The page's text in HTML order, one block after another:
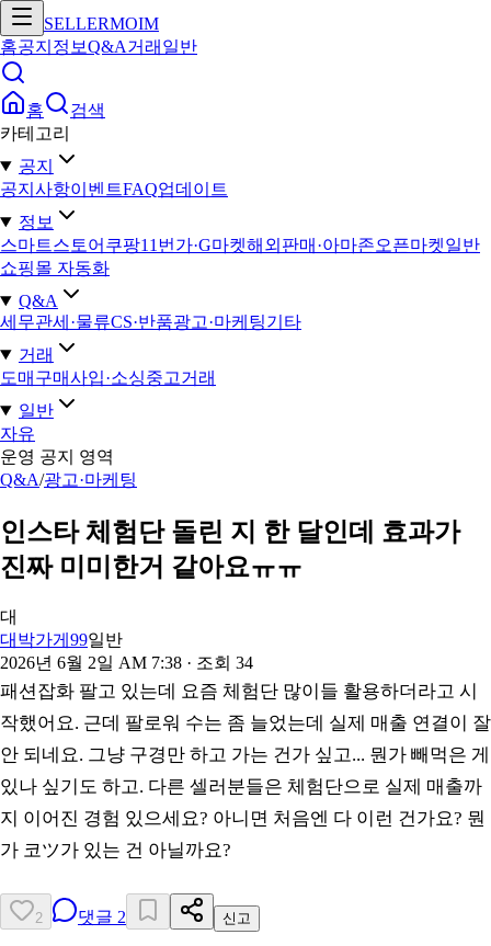
SELLERMOIM
홈공지 정보Q&A거래 일반
홈
검색
카테고리
공지
공지사항이벤트FAQ업데이트
정보
스마트스토어 쿠팡11번가·G마켓해외판매·아마존오픈마켓일반
쇼핑몰 자동화
Q&A
세무관세·물류CS·반품광고·마케팅기타
거래
도매구매사입·소싱중고거래
일반
자유
운영 공지 영역
Q&A/광고·마케팅
인스타 체험단 돌린 지 한 달인데 효과가
진짜 미미한거 같아요ㅠㅠ
대
대박가게99일반
2026년 6월 2일 AM 7:38 · 조회 34
패션잡화 팔고 있는데 요즘 체험단 많이들 활용하더라고 시
작했어요. 근데 팔로워 수는 좀 늘었는데 실제 매출 연결이 잘
안 되네요. 그냥 구경만 하고 가는 건가 싶고... 뭔가 빼먹은 게
있나 싶기도 하고. 다른 셀러분들은 체험단으로 실제 매출까
지 이어진 경험 있으세요? 아니면 처음엔 다 이런 건가요? 뭔
가 코ツ가 있는 건 아닐까요?
2 댓글 2 신고